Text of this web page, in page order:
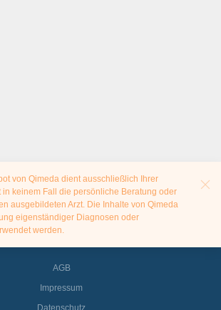
von Qimeda dient ausschließlich Ihrer
in keinem Fall die persönliche Beratung oder
ausgebildeten Arzt. Die Inhalte von Qimeda
eigenständiger Diagnosen oder
werden.
AGB
Impressum